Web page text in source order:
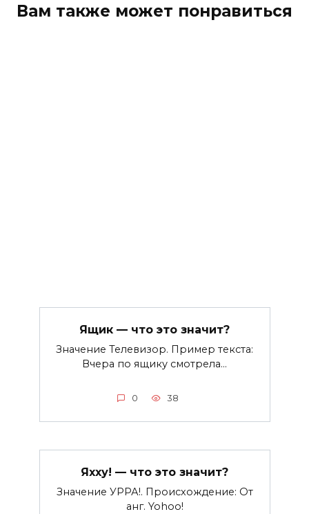
Вам также может понравиться
Ящик — что это значит?
Значение Телевизор. Пример текста:
Вчера по ящику смотрела…
0 38
Яхху! — что это значит?
Значение УРРА!. Происхождение: От
анг. Yohoo!